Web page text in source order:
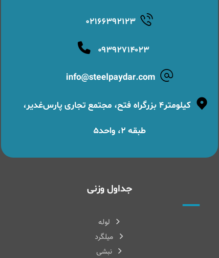
۰۲۱۶۶۳۹۲۱۲۳
۰۹۳۹۲۷۱۴۰۲۳
info@steelpaydar.com
کیلومتر۴ بزرگراه فتح، مجتمع تجاری پارس‌غدیر،
طبقه ۲، واحد۵
جداول وزنی
لوله
میلگرد
نبشی